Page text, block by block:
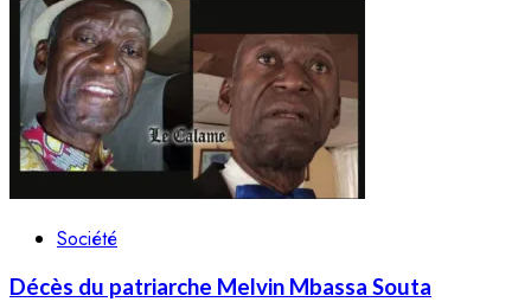
Société
Décès du patriarche Melvin Mbassa Souta